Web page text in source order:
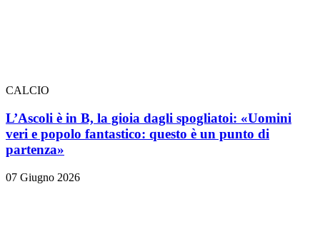
CALCIO
L’Ascoli è in B, la gioia dagli spogliatoi: «Uomini
veri e popolo fantastico: questo è un punto di
partenza»
07 Giugno 2026